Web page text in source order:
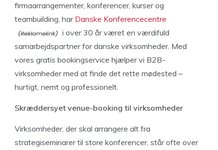
firmaarrangementer, konferencer, kurser og
teambuilding, har Danske Konferencecentre
i over 30 år været en værdifuld
samarbejdspartner for danske virksomheder. Med
vores gratis bookingservice hjælper vi B2B-
virksomheder med at finde det rette mødested –
hurtigt, nemt og professionelt.
Skræddersyet venue-booking til virksomheder
Virksomheder, der skal arrangere alt fra
strategiseminarer til store konferencer, står ofte over